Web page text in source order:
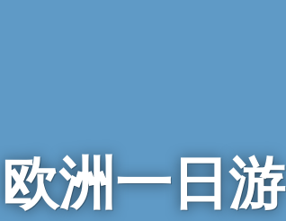
欧洲一日游